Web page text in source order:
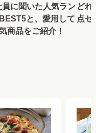
に聞いた人気ラン
と、愛用して
商品をご紹介！
どれ
点セ